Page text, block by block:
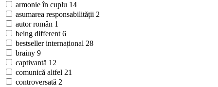
armonie în cuplu 14
asumarea responsabilității 2
autor român 1
being different 6
bestseller internațional 28
brainy 9
captivantă 12
comunică altfel 21
controversată 2